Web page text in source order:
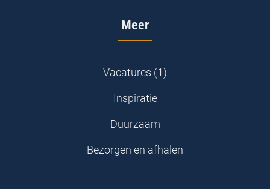
Meer
Vacatures (1)
Inspiratie
Duurzaam
Bezorgen en afhalen